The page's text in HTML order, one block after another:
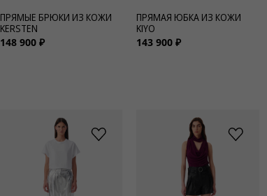
ПРЯМЫЕ БРЮКИ ИЗ КОЖИ
KERSTEN
148 900 ₽
ПРЯМАЯ ЮБКА ИЗ КОЖИ
KIYO
143 900 ₽